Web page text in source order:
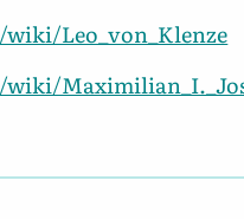
Leo_von_Klenze